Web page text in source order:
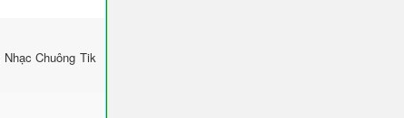
Chuông Tik